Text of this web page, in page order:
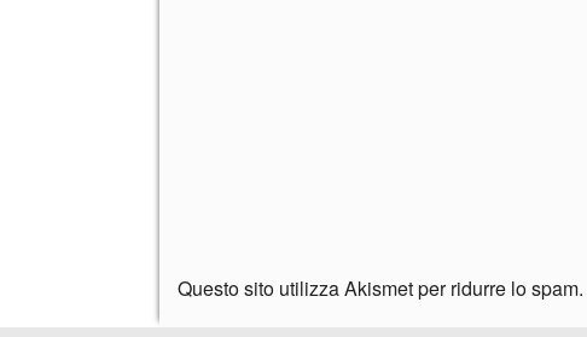
Questo sito utilizza Akismet per ridurre lo spam.